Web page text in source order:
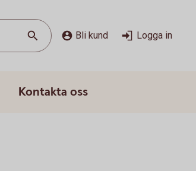
Bli kund Logga in
Kontakta oss